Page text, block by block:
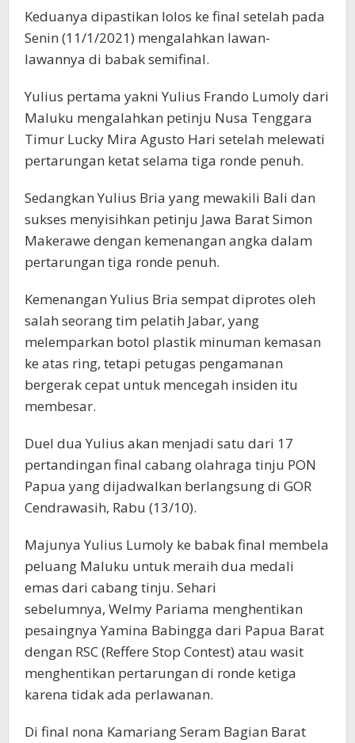
Keduanya dipastikan lolos ke final setelah pada
Senin (11/1/2021) mengalahkan lawan-
lawannya di babak semifinal.
Yulius pertama yakni Yulius Frando Lumoly dari
Maluku mengalahkan petinju Nusa Tenggara
Timur Lucky Mira Agusto Hari setelah melewati
pertarungan ketat selama tiga ronde penuh.
Sedangkan Yulius Bria yang mewakili Bali dan
sukses menyisihkan petinju Jawa Barat Simon
Makerawe dengan kemenangan angka dalam
pertarungan tiga ronde penuh.
Kemenangan Yulius Bria sempat diprotes oleh
salah seorang tim pelatih Jabar, yang
melemparkan botol plastik minuman kemasan
ke atas ring, tetapi petugas pengamanan
bergerak cepat untuk mencegah insiden itu
membesar.
Duel dua Yulius akan menjadi satu dari 17
pertandingan final cabang olahraga tinju PON
Papua yang dijadwalkan berlangsung di GOR
Cendrawasih, Rabu (13/10).
Majunya Yulius Lumoly ke babak final membela
peluang Maluku untuk meraih dua medali
emas dari cabang tinju. Sehari
sebelumnya, Welmy Pariama menghentikan
pesaingnya Yamina Babingga dari Papua Barat
dengan RSC (Reffere Stop Contest) atau wasit
menghentikan pertarungan di ronde ketiga
karena tidak ada perlawanan.
Di final nona Kamariang Seram Bagian Barat